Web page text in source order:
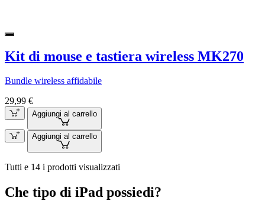
Kit di mouse e tastiera wireless MK270
Bundle wireless affidabile
29,99 €
Aggiungi al carrello
Aggiungi al carrello
Tutti e 14 i prodotti visualizzati
Che tipo di iPad possiedi?